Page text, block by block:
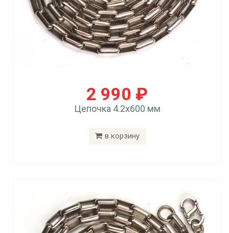
2 990 ₽
Цепочка 4.2x600 мм
в корзину